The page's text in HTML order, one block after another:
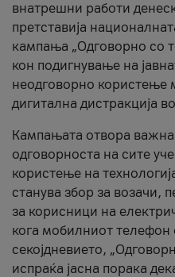
внатрешни работи
претставија
кампања „Одговорно со
кон подигнување на
неодговорно користење
дигитална дистракција
Кампањата отвора важна
одговорноста на сите
користење на
станува збор за возачи,
за корисници на
кога мобилниот телефон
секојдневието,
испраќа јасна порака